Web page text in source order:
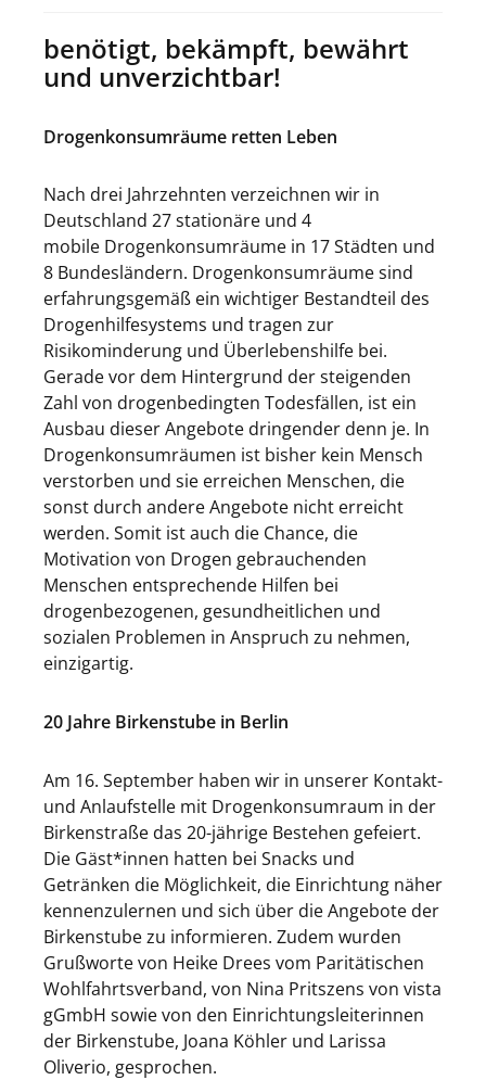
benötigt, bekämpft, bewährt
und unverzichtbar!
Drogenkonsumräume retten Leben
Nach drei Jahrzehnten verzeichnen wir in
Deutschland 27 stationäre und 4
mobile Drogenkonsumräume in 17 Städten und
8 Bundesländern. Drogenkonsumräume sind
erfahrungsgemäß ein wichtiger Bestandteil des
Drogenhilfesystems und tragen zur
Risikominderung und Überlebenshilfe bei.
Gerade vor dem Hintergrund der steigenden
Zahl von drogenbedingten Todesfällen, ist ein
Ausbau dieser Angebote dringender denn je. In
Drogenkonsumräumen ist bisher kein Mensch
verstorben und sie erreichen Menschen, die
sonst durch andere Angebote nicht erreicht
werden. Somit ist auch die Chance, die
Motivation von Drogen gebrauchenden
Menschen entsprechende Hilfen bei
drogenbezogenen, gesundheitlichen und
sozialen Problemen in Anspruch zu nehmen,
einzigartig.
20 Jahre Birkenstube in Berlin
Am 16. September haben wir in unserer Kontakt-
und Anlaufstelle mit Drogenkonsumraum in der
Birkenstraße das 20-jährige Bestehen gefeiert.
Die Gäst*innen hatten bei Snacks und
Getränken die Möglichkeit, die Einrichtung näher
kennenzulernen und sich über die Angebote der
Birkenstube zu informieren. Zudem wurden
Grußworte von Heike Drees vom Paritätischen
Wohlfahrtsverband, von Nina Pritszens von vista
gGmbH sowie von den Einrichtungsleiterinnen
der Birkenstube, Joana Köhler und Larissa
Oliverio, gesprochen.